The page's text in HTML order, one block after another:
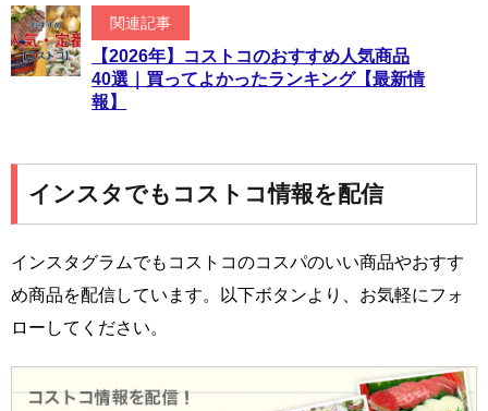
関連記事
【2026年】コストコのおすすめ人気商品
40選｜買ってよかったランキング【最新情
報】
インスタでもコストコ情報を配信
インスタグラムでもコストコのコスパのいい商品やおすす
め商品を配信しています。以下ボタンより、お気軽にフォ
ローしてください。